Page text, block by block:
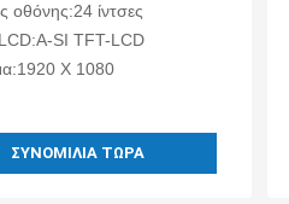
Οθόνη
οθόνης:24 ίντσες
SI TFT-LCD
X 1080
ΣΥΝΟΜΙΛΊΑ ΤΏΡΑ